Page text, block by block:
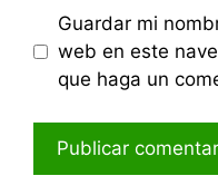
Guardar mi
web en este
que haga un